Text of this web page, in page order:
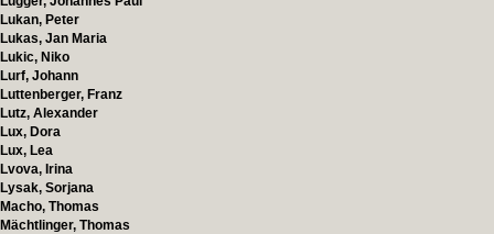
Lukan, Peter
Lukas, Jan Maria
Lukic, Niko
Lurf, Johann
Luttenberger, Franz
Lutz, Alexander
Lux, Dora
Lux, Lea
Lvova, Irina
Lysak, Sorjana
Macho, Thomas
Mächtlinger, Thomas